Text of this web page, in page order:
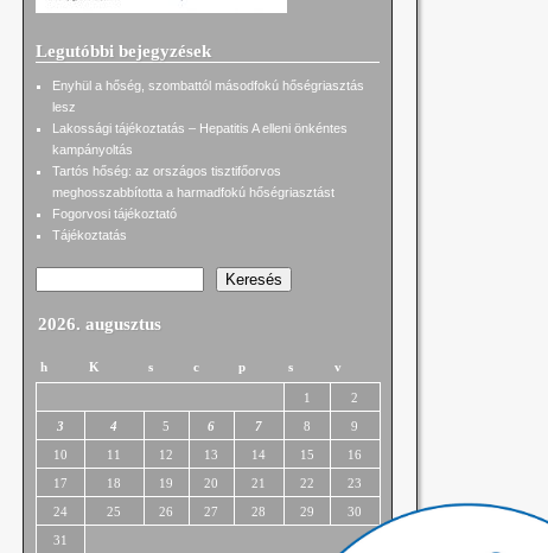
Legutóbbi bejegyzések
Enyhül a hőség, szombattól másodfokú hőségriasztás
lesz
Lakossági tájékoztatás – Hepatitis A elleni önkéntes
kampányoltás
Tartós hőség: az országos tisztifőorvos
meghosszabbította a harmadfokú hőségriasztást
Fogorvosi tájékoztató
Tájékoztatás
Keresés
2026. augusztus
h K s c p s v
1
2
3
4 5 6 7 8
9
10
11 12 13 14 15
16
17
18 19 20 21 22
23
24
25 26 27 28 29
30
31